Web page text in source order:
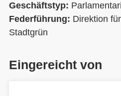
Geschäftstyp:
Federführung: Direktion
Stadtgrün
Eingereicht von